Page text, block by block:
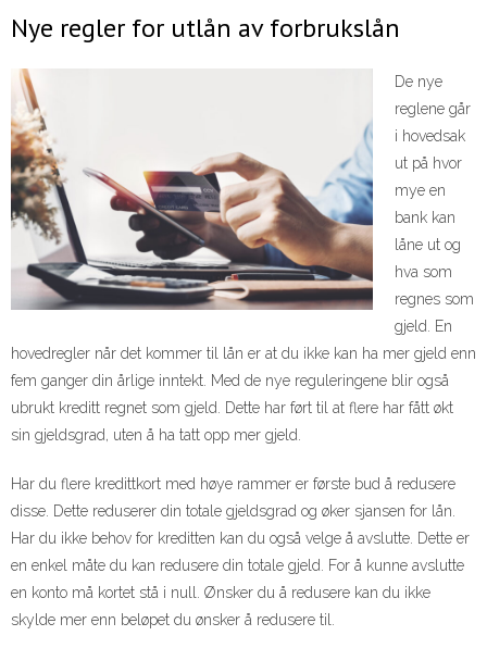
Nye regler for utlån av forbrukslån
De nye
reglene går
i hovedsak
ut på hvor
mye en
bank kan
låne ut og
hva som
regnes som
gjeld. En
hovedregler når det kommer til lån er at du ikke kan ha mer gjeld enn
fem ganger din årlige inntekt. Med de nye reguleringene blir også
ubrukt kreditt regnet som gjeld. Dette har ført til at flere har fått økt
sin gjeldsgrad, uten å ha tatt opp mer gjeld.
Har du flere kredittkort med høye rammer er første bud å redusere
disse. Dette reduserer din totale gjeldsgrad og øker sjansen for lån.
Har du ikke behov for kreditten kan du også velge å avslutte. Dette er
en enkel måte du kan redusere din totale gjeld. For å kunne avslutte
en konto må kortet stå i null. Ønsker du å redusere kan du ikke
skylde mer enn beløpet du ønsker å redusere til.